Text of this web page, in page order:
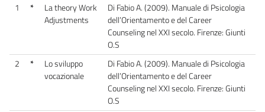
1
*
La theory Work
Adjustments
Di Fabio A. (2009). Manuale di Psicologia
dell’Orientamento e del Career
Counseling nel XXI secolo. Firenze: Giunti
O.S
2
*
Lo sviluppo
vocazionale
Di Fabio A. (2009). Manuale di Psicologia
dell’Orientamento e del Career
Counseling nel XXI secolo. Firenze: Giunti
O.S